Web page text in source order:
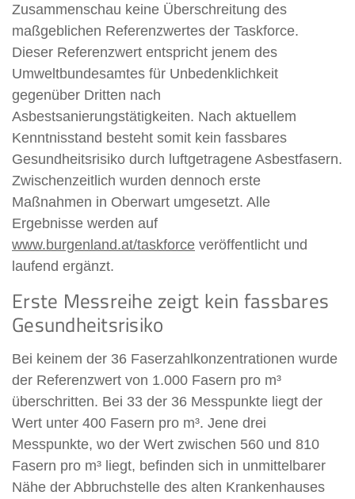
Zusammenschau keine Überschreitung des
maßgeblichen Referenzwertes der Taskforce.
Dieser Referenzwert entspricht jenem des
Umweltbundesamtes für Unbedenklichkeit
gegenüber Dritten nach
Asbestsanierungstätigkeiten. Nach aktuellem
Kenntnisstand besteht somit kein fassbares
Gesundheitsrisiko durch luftgetragene Asbestfasern.
Zwischenzeitlich wurden dennoch erste
Maßnahmen in Oberwart umgesetzt. Alle
Ergebnisse werden auf
www.burgenland.at/taskforce veröffentlicht und
laufend ergänzt.
Erste Messreihe zeigt kein fassbares
Gesundheitsrisiko
Bei keinem der 36 Faserzahlkonzentrationen wurde
der Referenzwert von 1.000 Fasern pro m³
überschritten. Bei 33 der 36 Messpunkte liegt der
Wert unter 400 Fasern pro m³. Jene drei
Messpunkte, wo der Wert zwischen 560 und 810
Fasern pro m³ liegt, befinden sich in unmittelbarer
Nähe der Abbruchstelle des alten Krankenhauses